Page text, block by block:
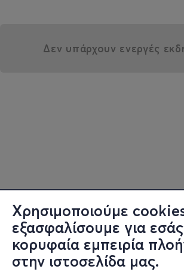
Χρησιμοποιούμε
εξασφαλίσουμε για
κορυφαία εμπειρία
στην ιστοσελίδα μας.
Δεν υπάρχουν ενεργές